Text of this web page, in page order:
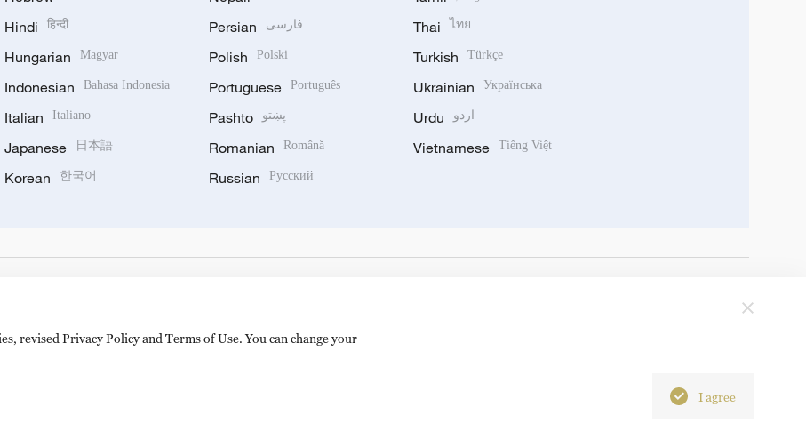
Hindi हिन्दी
Hungarian Magyar
Indonesian Bahasa Indonesia
Italian Italiano
Japanese 日本語
Korean 한국어
Persian فارسی
Polish Polski
Portuguese Português
Pashto پښتو
Romanian Română
Russian Русский
Thai ไทย
Turkish Türkçe
Ukrainian Українська
Urdu اردو
Vietnamese Tiếng Việt
revised Privacy Policy and Terms of Use. You can change your
I agree